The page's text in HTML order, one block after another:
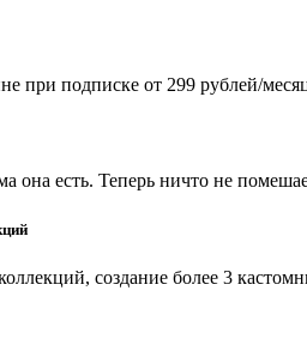
при подписке от 299 рублей/
она есть. Теперь ничто не
создание более 3